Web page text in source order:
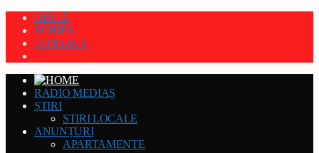
GRILĂ
ECHIPĂ
CONTACT
RADIO MEDIAȘ
ȘTIRI
STIRI LOCALE
ANUNȚURI
APARTAMENTE